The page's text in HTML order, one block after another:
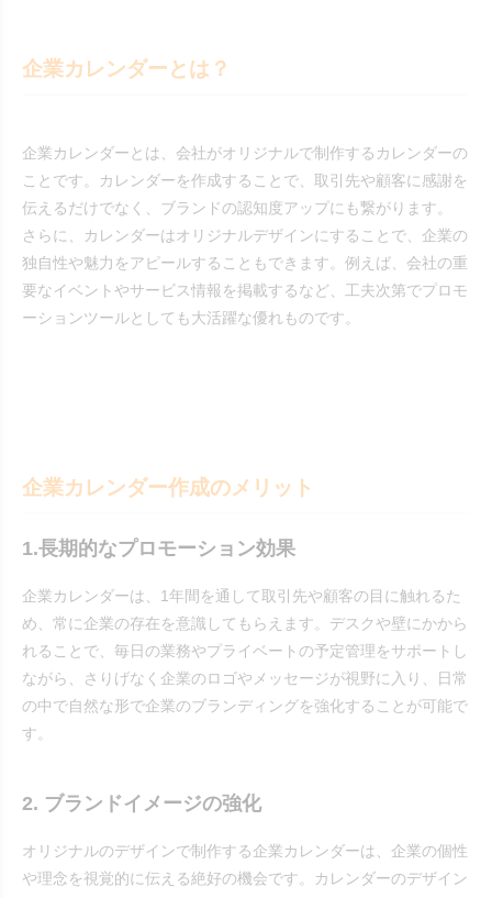
企業カレンダーとは？
企業カレンダーとは、会社がオリジナルで制作するカレンダーの
ことです。カレンダーを作成することで、取引先や顧客に感謝を
伝えるだけでなく、ブランドの認知度アップにも繋がります。
さらに、カレンダーはオリジナルデザインにすることで、企業の
独自性や魅力をアピールすることもできます。例えば、会社の重
要なイベントやサービス情報を掲載するなど、工夫次第でプロモ
ーションツールとしても大活躍な優れものです。
企業カレンダー作成のメリット
1.長期的なプロモーション効果
企業カレンダーは、1年間を通して取引先や顧客の目に触れるた
め、常に企業の存在を意識してもらえます。デスクや壁にかから
れることで、毎日の業務やプライベートの予定管理をサポートし
ながら、さりげなく企業のロゴやメッセージが視野に入り、日常
の中で自然な形で企業のブランディングを強化することが可能で
す。
2. ブランドイメージの強化
オリジナルのデザインで制作する企業カレンダーは、企業の個性
や理念を視覚的に伝える絶好の機会です。カレンダーのデザイン